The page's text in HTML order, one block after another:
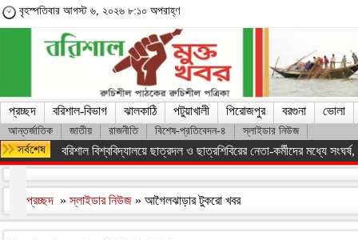
বৃহস্পতিবার আগস্ট ৬, ২০২৬ ৮:১০ অপরাহ্ণ
প্রচ্ছদ বরিশাল-বিভাগ ঝালকাঠি পটুয়াখালী পিরোজপুর বরগুনা ভোলা
আন্তর্জাতিক জাতীয় রাজনীতি বিশেষ-প্রতিবেদন-৪ স্লাইডার নিউজ
বরিশাল বিশ্ববিদ্যালয়ে ছাত্রদল ও ছাত্রশিবিরের নেতা-কর্মীদের মধ্যে সংঘর্ষ,
প্রচ্ছদ »স্লাইডার নিউজ » আগৈলঝাড়ার টুকরো খবর